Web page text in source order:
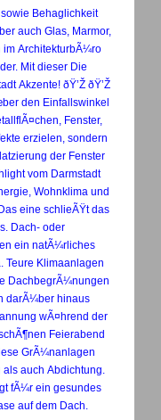
Behaglichkeit
auch Glas, Marmor,
im ArchitekturbÃ¼ro
Mit dieser Die
ðŸ’Ž ðŸ’Ž
Fenster,
erzielen, sondern
der Fenster
vom Darmstadt
Dach- oder
ein natÃ¼rliches
Teure Klimaanlagen
DachbegrÃ¼nungen
darÃ¼ber hinaus
wÃ¤hrend der
Feierabend
GrÃ¼nanlagen
auch Abdichtung.
fÃ¼r ein gesundes
auf dem Dach.